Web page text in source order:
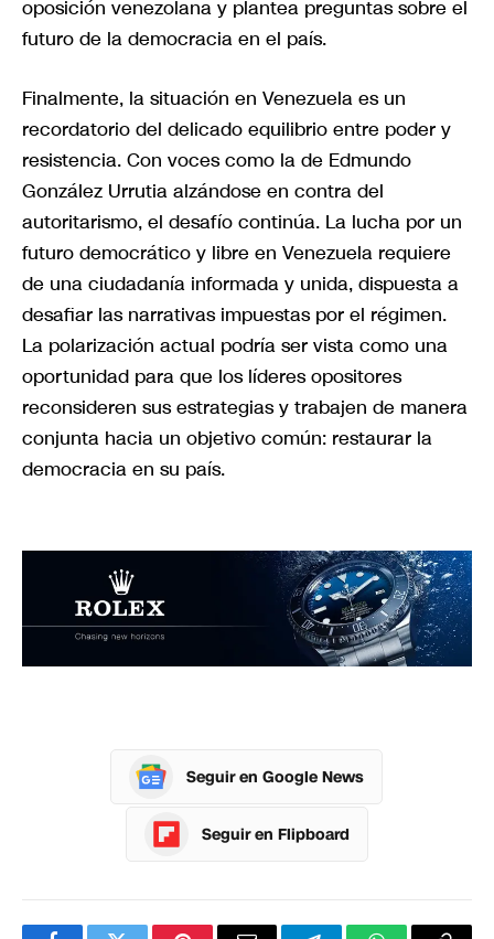
oposición venezolana y plantea preguntas sobre el
futuro de la democracia en el país.
Finalmente, la situación en Venezuela es un
recordatorio del delicado equilibrio entre poder y
resistencia. Con voces como la de Edmundo
González Urrutia alzándose en contra del
autoritarismo, el desafío continúa. La lucha por un
futuro democrático y libre en Venezuela requiere
de una ciudadanía informada y unida, dispuesta a
desafiar las narrativas impuestas por el régimen.
La polarización actual podría ser vista como una
oportunidad para que los líderes opositores
reconsideren sus estrategias y trabajen de manera
conjunta hacia un objetivo común: restaurar la
democracia en su país.
Seguir en Google News
Seguir en Flipboard